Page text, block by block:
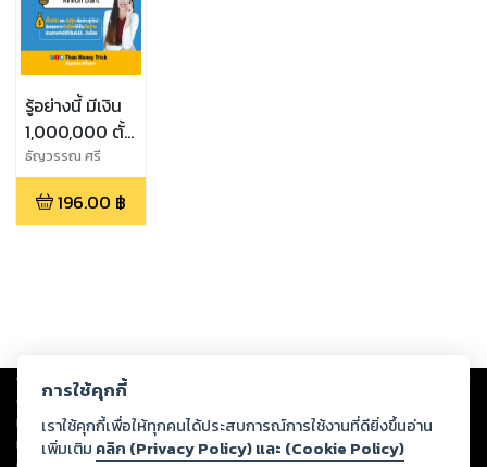
รู้อย่างนี้ มีเงิน
1,000,000 ตั้ง
นานแล้ว พิมพ์
ครั้งที่ 3
ธัญวรรณ ศรี
จันทรา
196.00 ฿
Copyright © 2026
ต่อผลงานหรือเนื้อหาใดที่อัปโหลดผ่านเว็บไซต์และปรากฏว่าละเมิดสิทธิใน
ทรัพย์สินทางปัญญาของบุคคลอื่นหรือขัดต่อกฎหมายและศีลธรรม ดังนั้น ผู้อ่าน
ทุกท่านโปรดใช้วิจารณญาณในการกลั่นกรองด้วยตนเอง และหากท่านพบว่าส่วน
การใช้คุกกี้
เราใช้คุกกี้เพื่อให้ทุกคนได้ประสบการณ์การใช้งานที่ดียิ่งขึ้นอ่าน
เพิ่มเติม คลิก (Privacy Policy) และ (Cookie Policy)